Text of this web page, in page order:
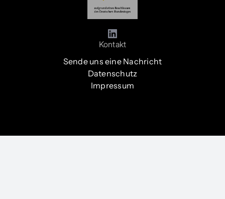
Kontakt
Sende uns eine Nachricht
Datenschutz
Impressum